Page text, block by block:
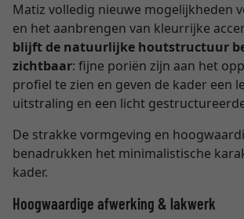
Matiz volledig nieuwe mogelijkheden
en het aanbrengen van kleurrijke
blijft de natuurlijke houtstructuur
zichtbaar: fijne poriën zijn aan het
profiel te zien en geven de kader een
uitstraling en een licht
De strakke vormgeving en
benadrukken het minimalistische
kader.
Hoogwaardige afwerking & lakwerk